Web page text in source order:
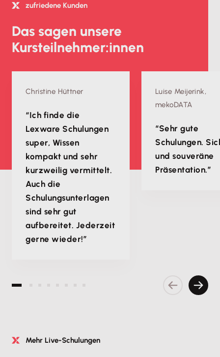
zufriedene Kunden
Das sagen unsere
Kursteilnehmer:innen
Christine Hüttner
“Ich finde die
Lexware Schulungen
super, Wissen
kompakt und sehr
kurzweilig vermittelt.
Auch die
Schulungsunterlagen
sind sehr gut
aufbereitet. Jederzeit
gerne wieder!”
Luise Meijerink,
mekoDATA
“Sehr gute
Schulungen.
und souveräne
Präsentation.”
Vorherige
Mehr Live-Schulungen